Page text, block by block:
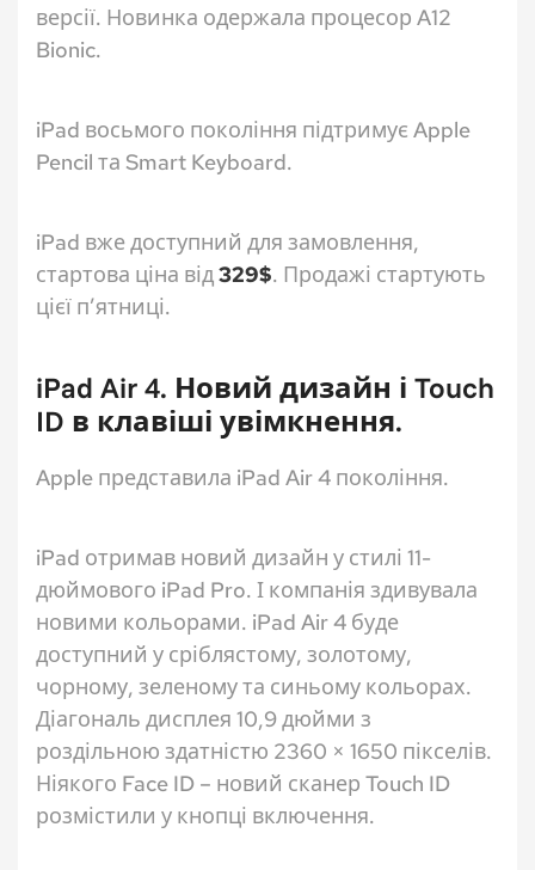
версії. Новинка одержала процесор A12
Bionic.
iPad восьмого покоління підтримує Apple
Pencil та Smart Keyboard.
iPad вже доступний для замовлення,
стартова ціна від329$. Продажі стартують
цієї п’ятниці.
iPad Air 4. Новий дизайн і Touch
ID в клавіші увімкнення.
Apple представила iPad Air 4 покоління.
iPad отримав новий дизайн у стилі 11-
дюймового iPad Pro. І компанія здивувала
новими кольорами. iPad Air 4 буде
доступний у сріблястому, золотому,
чорному, зеленому та синьому кольорах.
Діагональ дисплея 10,9 дюйми з
роздільною здатністю 2360 × 1650 пікселів.
Ніякого Face ID – новий сканер Touch ID
розмістили у кнопці включення.